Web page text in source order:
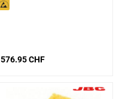
576.95 CHF